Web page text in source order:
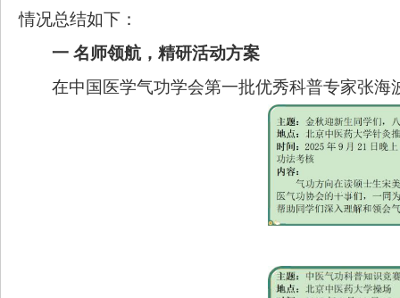
情况总结如下：
一 名师领航，精研活动方案
在中国医学气功学会第一批优秀科普专家张海